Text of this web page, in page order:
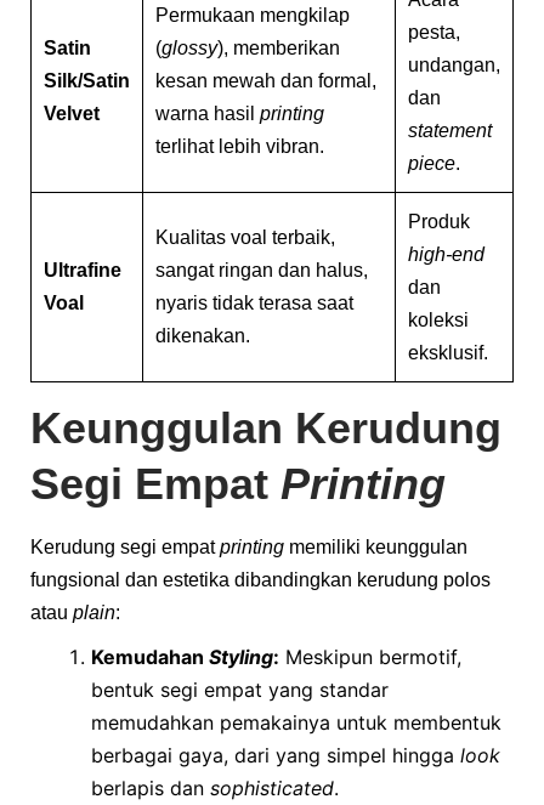
Satin
Silk/Satin
Velvet
Permukaan mengkilap
(glossy), memberikan
kesan mewah dan formal,
warna hasil printing
terlihat lebih vibran.
pesta,
undangan,
dan
statement
piece.
Ultrafine
Voal
Kualitas voal terbaik,
sangat ringan dan halus,
nyaris tidak terasa saat
dikenakan.
Produk
high-end
dan
koleksi
eksklusif.
Keunggulan Kerudung
Segi Empat Printing
Kerudung segi empatprinting memiliki keunggulan
fungsional dan estetika dibandingkan kerudung polos
atau plain:
Kemudahan Styling: Meskipun bermotif,
bentuk segi empat yang standar
memudahkan pemakainya untuk membentuk
berbagai gaya, dari yang simpel hingga look
berlapis dan sophisticated.